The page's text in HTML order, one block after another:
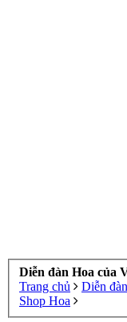
Diễn đàn Hoa của
Trang chủ
Diễn đàn
Shop Hoa